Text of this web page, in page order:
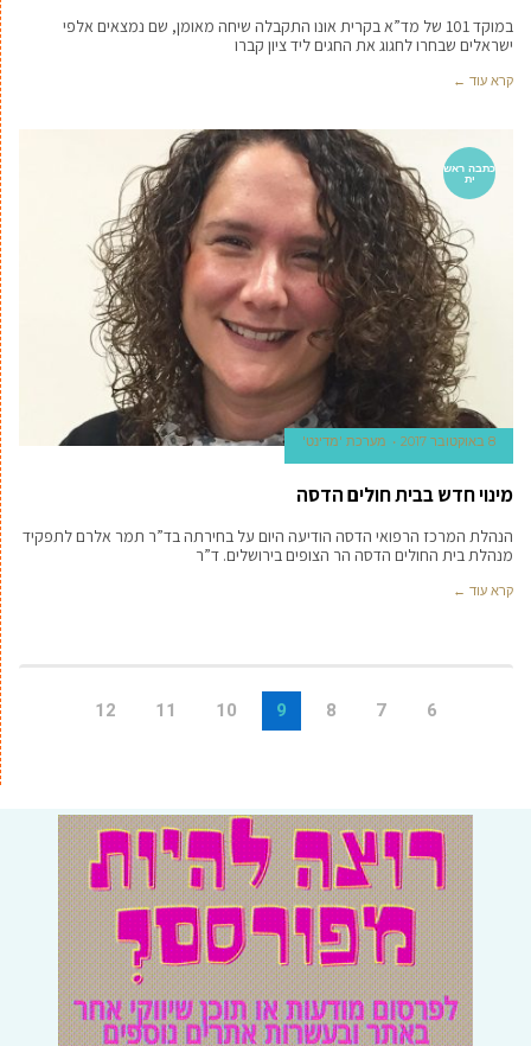
במוקד 101 של מד”א בקרית אונו התקבלה שיחה מאומן, שם נמצאים אלפי
ישראלים שבחרו לחגוג את החגים ליד ציון קברו
קרא עוד ←
כתבה ראש
ית
8 באוקטובר 2017 מערכת 'מדינט'
מינוי חדש בבית חולים הדסה
הנהלת המרכז הרפואי הדסה הודיעה היום על בחירתה בד”ר תמר אלרם לתפקיד
מנהלת בית החולים הדסה הר הצופים בירושלים. ד”ר
קרא עוד ←
6
7
8
9
10
11
12